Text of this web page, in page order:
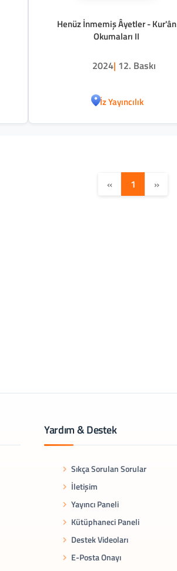
Henüz İnmemiş Âyetler - Kur'ân
Okumaları II
2024| 12. Baskı
İz Yayıncılık
« 1 »
Yardım & Destek
Sıkça Sorulan Sorular
İletişim
Yayıncı Paneli
Kütüphaneci Paneli
Destek Videoları
E-Posta Onayı